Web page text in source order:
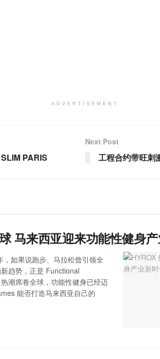
ADVERTISEMENT
PARIS
Next Post
工程合约带旺刺
马来西亚迎来功能性健身
如果说跑步、马拉松曾引领全
趋势，正是 Functional
潮席卷全球，功能性健身已经迈
能否打造马来西亚自己的